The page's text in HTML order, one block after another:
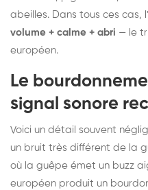
abeilles. Dans tous ces
volume + calme + abri — le
européen.
Le
signal sonore
Voici un détail souvent
un bruit très différent de la
où la guêpe émet un buzz
européen produit un